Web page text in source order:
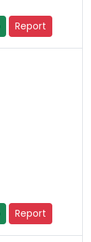
Report
Report